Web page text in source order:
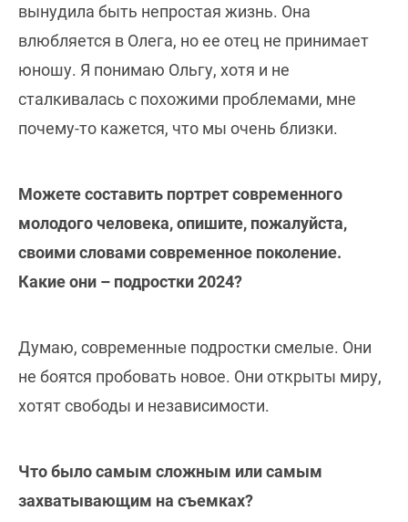
вынудила быть непростая жизнь. Она
влюбляется в Олега, но ее отец не принимает
юношу. Я понимаю Ольгу, хотя и не
сталкивалась с похожими проблемами, мне
почему-то кажется, что мы очень близки.
Можете составить портрет современного
молодого человека, опишите, пожалуйста,
своими словами современное поколение.
Какие они – подростки 2024?
Думаю, современные подростки смелые. Они
не боятся пробовать новое. Они открыты миру,
хотят свободы и независимости.
Что было самым сложным или самым
захватывающим на съемках?